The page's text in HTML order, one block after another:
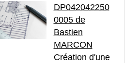
DP042042250
0005 de
Bastien
MARCON
Création d'une